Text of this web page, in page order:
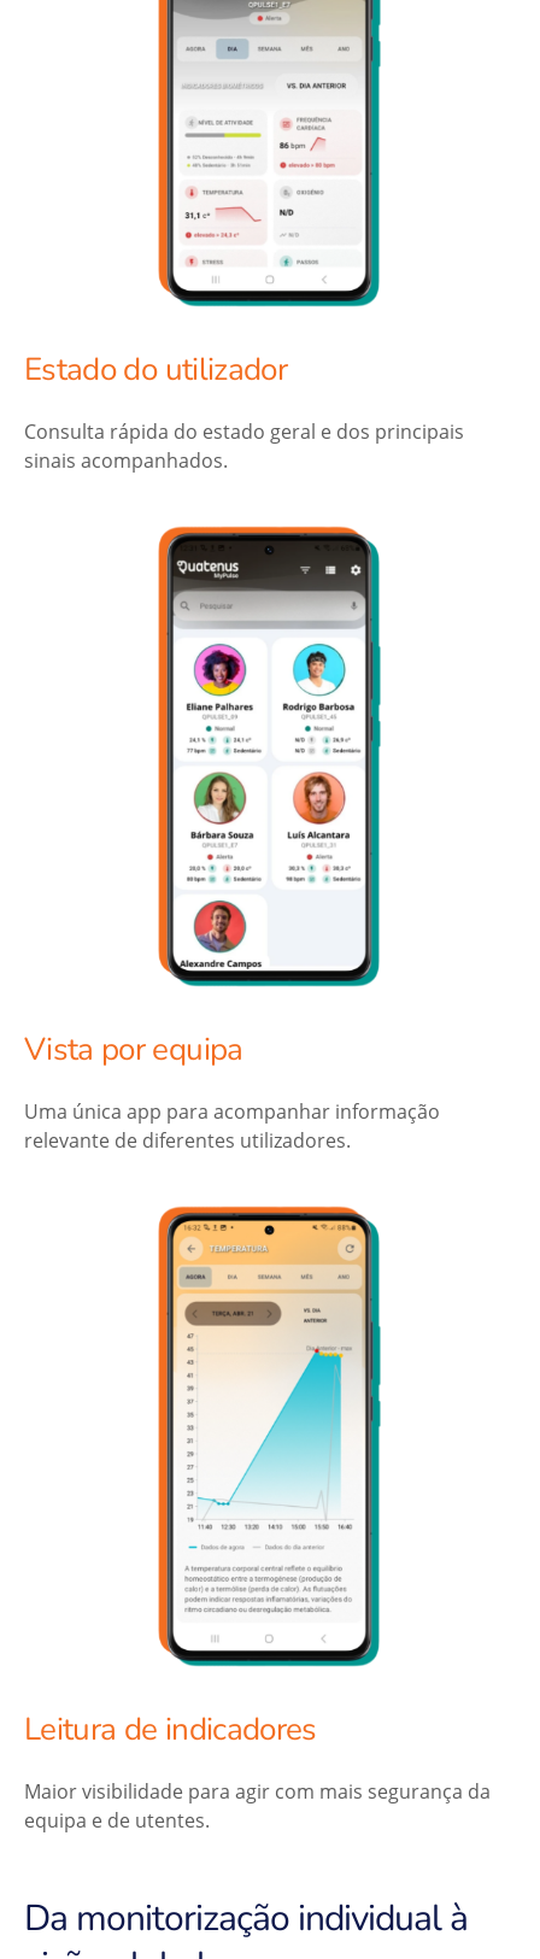
Estado do utilizador
Consulta rápida do estado geral e dos principais
sinais acompanhados.
Vista por equipa
Uma única app para acompanhar informação
relevante de diferentes utilizadores.
Leitura de indicadores
Maior visibilidade para agir com mais segurança da
equipa e de utentes.
Da monitorização individual à